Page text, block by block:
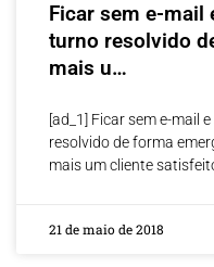
Ficar sem e-mail
turno resolvido
mais u…
[ad_1] Ficar sem e-mail
resolvido de forma
mais um cliente
21 de maio de 2018